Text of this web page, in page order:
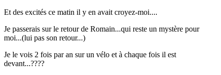
Et des excités ce matin il y en avait croyez-moi....
Je passerais sur le retour de Romain...qui reste un mystère pour
moi...(lui pas son retour...)
Je le vois 2 fois par an sur un vélo et à chaque fois il est
devant...????